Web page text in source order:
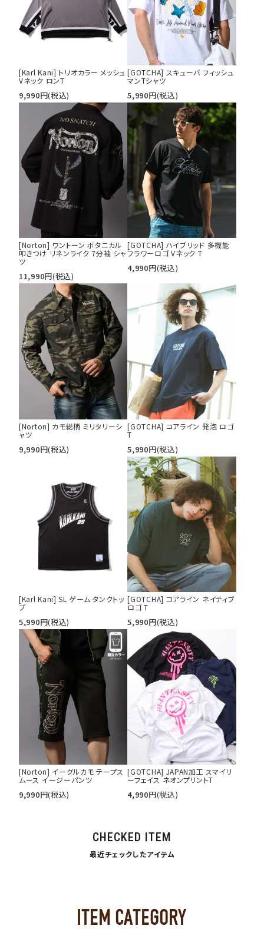
絞り込んで検索する
[Karl Kani] トリオカラー メッシュ
Vネック ロンT
9,990円(税込)
[GOTCHA] スキューバ フィッシュ
マンTシャツ
5,990円(税込)
[Norton] ワントーン ボタニカル
叩きつけ リネンライク 7分袖 シャ
ツ
11,990円(税込)
[GOTCHA] ハイブリッド 多機能
フラワーロゴ Vネック T
4,990円(税込)
[Norton] カモ総柄 ミリタリーシ
ャツ
9,990円(税込)
[GOTCHA] コアライン 発泡 ロゴ
T
5,990円(税込)
[Karl Kani] SL ゲーム タンクトッ
プ
5,990円(税込)
[GOTCHA] コアライン ネイティブ
ロゴ T
5,990円(税込)
[Norton] イーグルカモ テープス
ムース イージーパンツ
9,990円(税込)
[GOTCHA] JAPAN加工 スマイリ
ーフェイス ネオンプリントT
4,990円(税込)
CHECKED ITEM
最近チェックしたアイテム